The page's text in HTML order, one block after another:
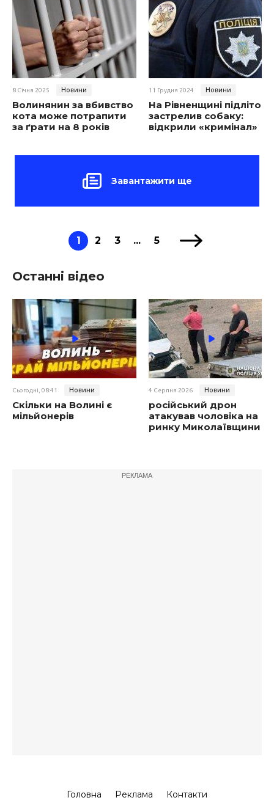
8 Січня 2025 Новини
Волинянин за вбивство
кота може потрапити
за ґрати на 8 років
11 Грудня 2024 Новини
На Рівненщині підліток
застрелив собаку:
відкрили «кримінал»
Завантажити ще
1 2 3 ... 5
Останні відео
Сьогодні, 08:41 Новини
Скільки на Волині є
мільйонерів
4 Серпня 2026 Новини
російський дрон
атакував чоловіка на
ринку Миколаївщини
РЕКЛАМА
Головна Реклама Контакти